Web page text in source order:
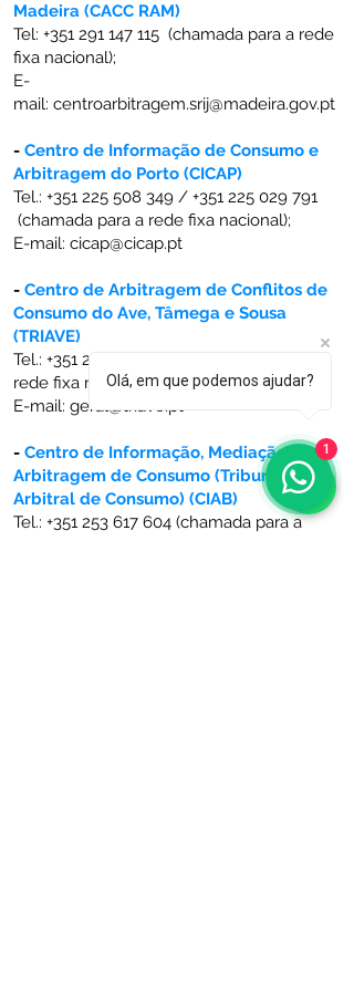
Madeira (CACC RAM)
Tel: +351 291 147 115 (chamada para a rede
fixa nacional);
E-
mail: centroarbitragem.srij@madeira.gov.pt
- Centro de Informação de Consumo e
Arbitragem do Porto (CICAP)
Tel.: +351 225 508 349 / +351 225 029 791
(chamada para a rede fixa nacional);
E-mail: cicap@cicap.pt
- Centro de Arbitragem de Conflitos de
Consumo do Ave, Tâmega e Sousa
(TRIAVE)
Tel.: +351 253 422 410
rede fixa nacional);
E-mail: geral@triave.pt
- Centro de Informação, Mediação e
Arbitragem de Consumo (Tribunal
Arbitral de Consumo) (CIAB)
Tel.: +351 253 617 604 (chamada para a
Olá, em que podemos ajudar?
1